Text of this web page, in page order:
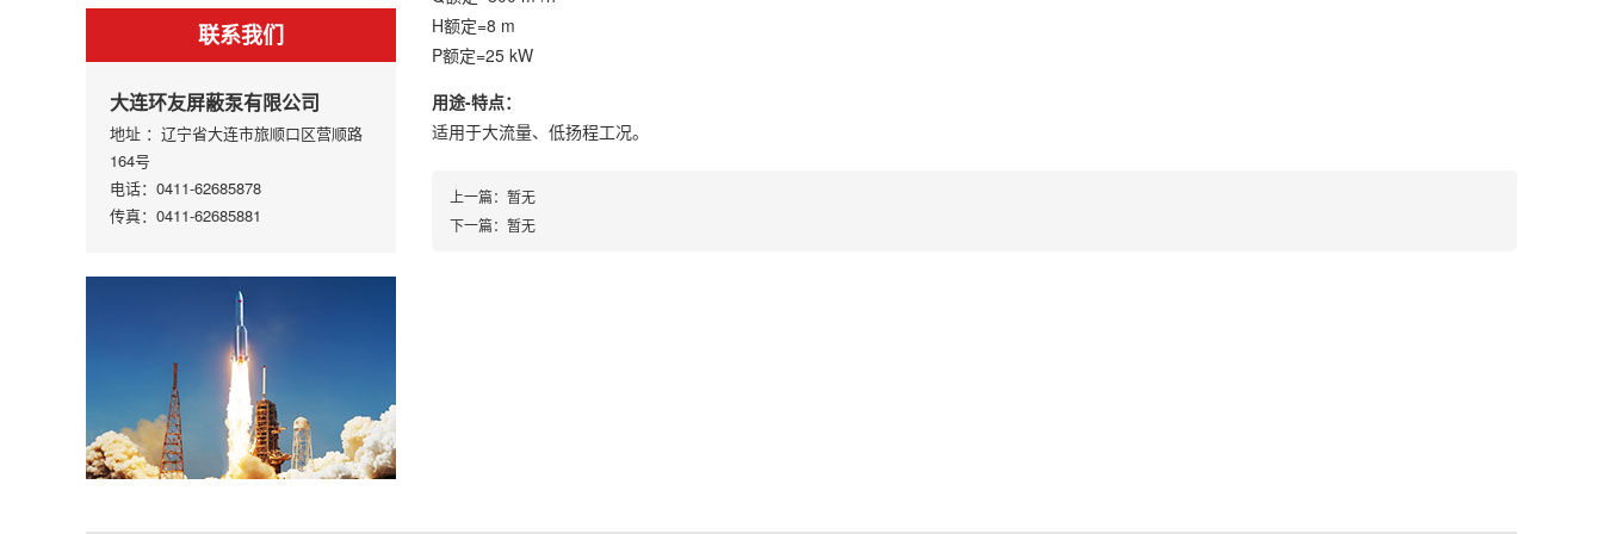
联系我们
大连环友屏蔽泵有限公司
地址 ：辽宁省大连市旅顺口区营顺路
164号
电话：0411-62685878
传真：0411-62685881
H额定=8 m
P额定=25 kW
用途-特点：
适用于大流量、低扬程工况。
上一篇：暂无
下一篇：暂无